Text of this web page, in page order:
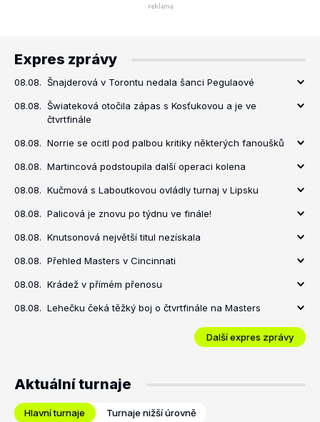
Expres zprávy
08.08. Šnajderová v Torontu nedala šanci Pegulaové
08.08. Šwiateková otočila zápas s Kosťukovou a je ve
čtvrtfinále
08.08. Norrie se ocitl pod palbou kritiky některých fanoušků
08.08. Martincová podstoupila další operaci kolena
08.08. Kučmová s Laboutkovou ovládly turnaj v Lipsku
08.08. Palicová je znovu po týdnu ve finále!
08.08. Knutsonová největší titul nezískala
08.08. Přehled Masters v Cincinnati
08.08. Krádež v přímém přenosu
08.08. Lehečku čeká těžký boj o čtvrtfinále na Masters
Další expres zprávy
Aktuální turnaje
Hlavní turnaje Turnaje nižší úrovně